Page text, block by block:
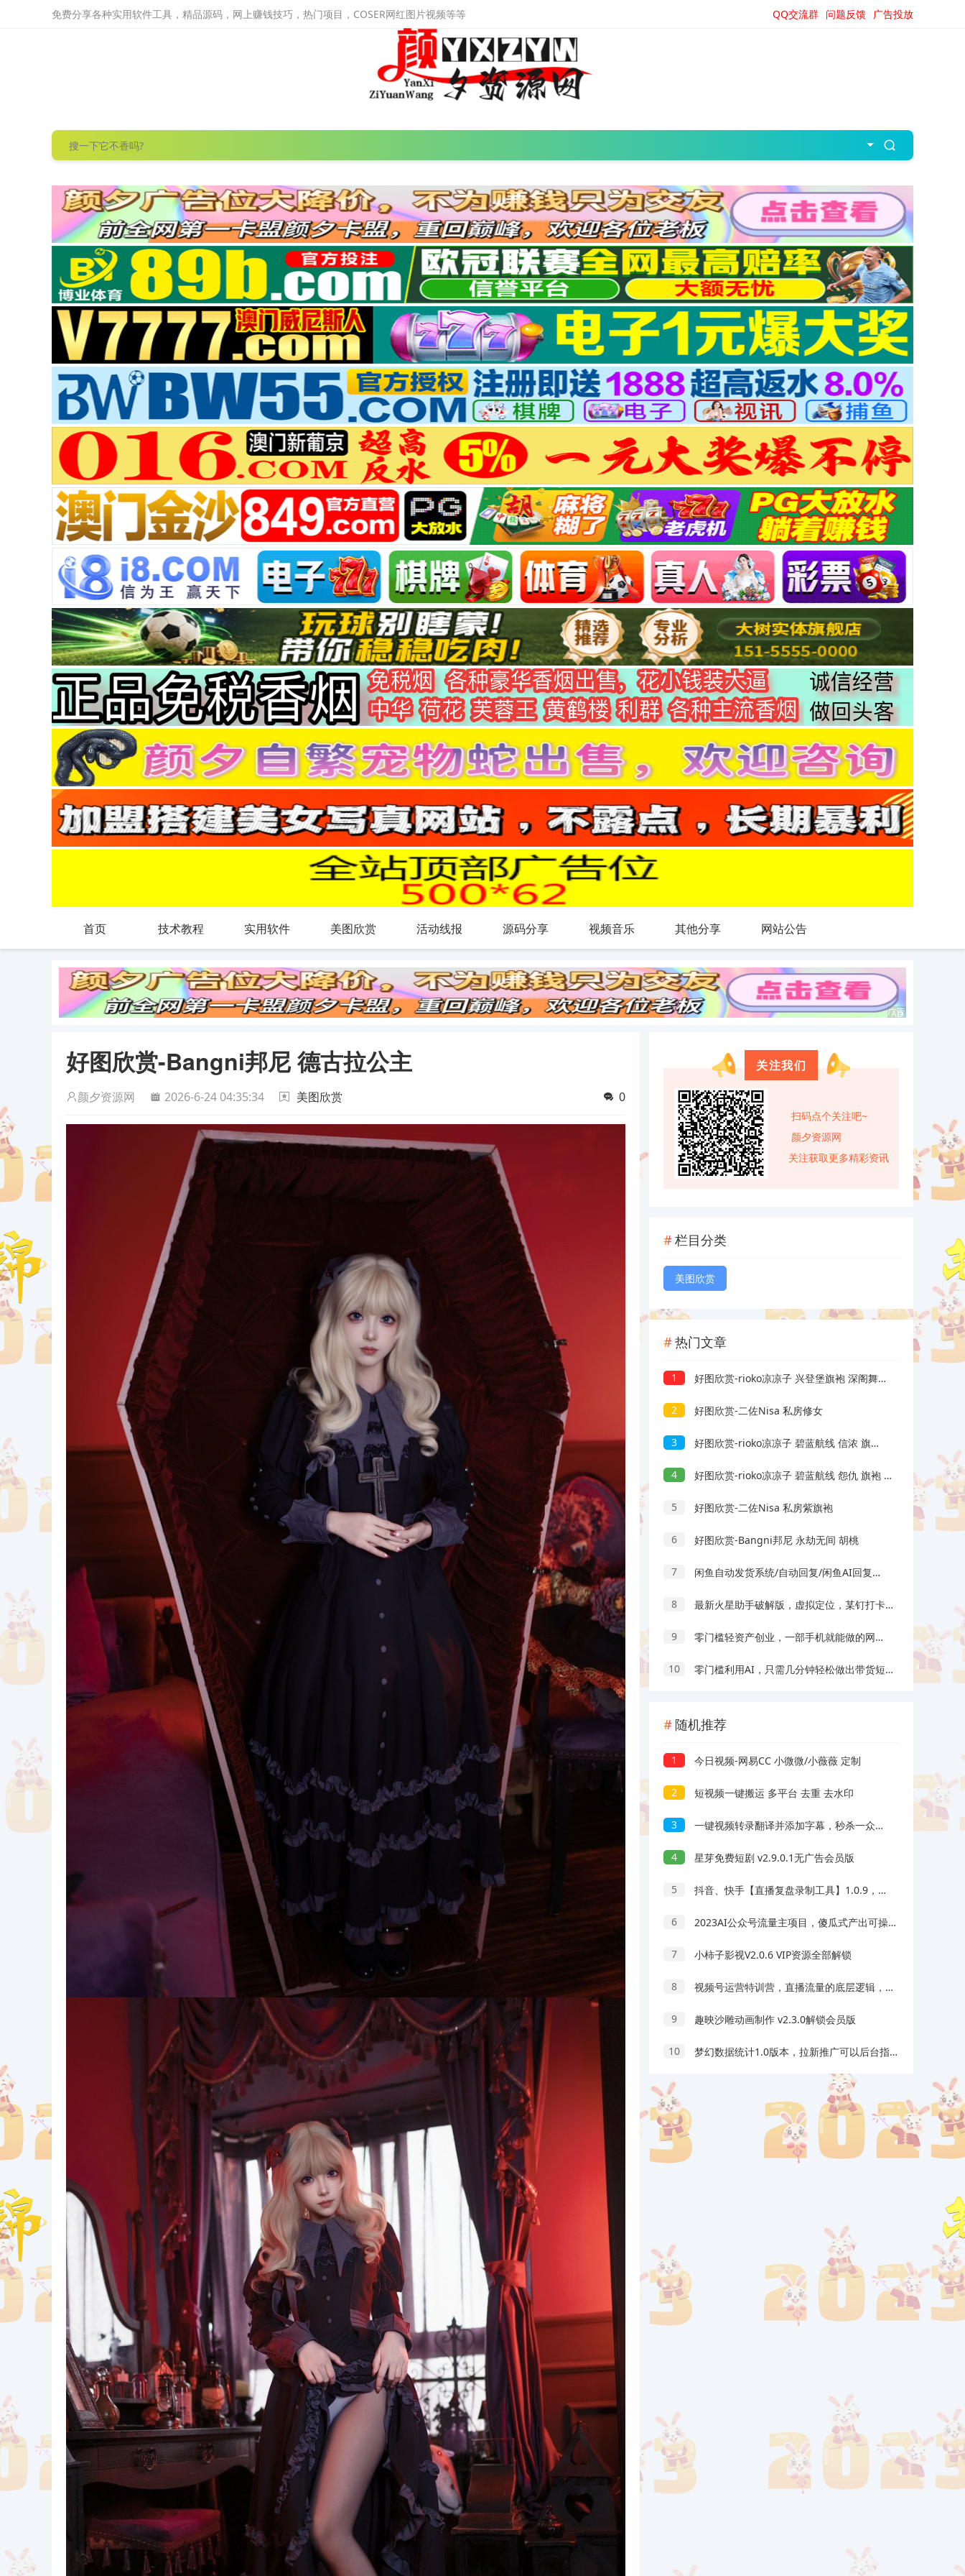
免费分享各种实用软件工具，精品源码，网上赚钱技巧，热门项目，COSER网红图片视频等等 广告投放
问题反馈
QQ交流群
首页 技术教程 实用软件 美图欣赏 活动线报 源码分享 视频音乐 其他分享 网站公告
好图欣赏-Bangni邦尼 德古拉公主
颜夕资源网 2026-6-24 04:35:34 美图欣赏 0
关注我们
扫码点个关注吧~
颜夕资源网
关注获取更多精彩资讯
栏目分类
美图欣赏
热门文章
1 好图欣赏-rioko凉凉子 兴登堡旗袍 深阁舞戏
2 好图欣赏-二佐Nisa 私房修女
3 好图欣赏-rioko凉凉子 碧蓝航线 信浓 旗袍 相融一梦
4 好图欣赏-rioko凉凉子 碧蓝航线 怨仇 旗袍 杯盏盈芳华
5 好图欣赏-二佐Nisa 私房紫旗袍
6 好图欣赏-Bangni邦尼 永劫无间 胡桃
7 闲鱼自动发货系统/自动回复/闲鱼AI回复系统源码
8 最新火星助手破解版，虚拟定位，某钉打卡利器
9 零门槛轻资产创业，一部手机就能做的网盘拉新“神级赛道”玩法，简单粗暴月入10000+
10 零门槛利用AI，只需几分钟轻松做出带货短视频，一部手机批量做出精品视频，月入万元
随机推荐
1 今日视频-网易CC 小微微/小薇薇 定制
2 短视频一键搬运 多平台 去重 去水印
3 一键视频转录翻译并添加字幕，秒杀一众付费产品，这也太强了
4 星芽免费短剧 v2.9.0.1无广告会员版
5 抖音、快手【直播复盘录制工具】1.0.9，直播录制
6 2023AI公众号流量主项目，傻瓜式产出可操作一辈子
7 小柿子影视V2.0.6 VIP资源全部解锁
8 视频号运营特训营，直播流量的底层逻辑，解决直播间没流量，不开单的窘境
9 趣映沙雕动画制作 v2.3.0解锁会员版
10 梦幻数据统计1.0版本，拉新推广可以后台指定数据的